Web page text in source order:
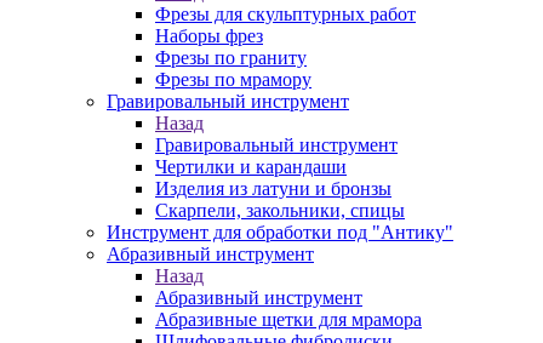
Фрезы для скульптурных работ
Наборы фрез
Фрезы по граниту
Фрезы по мрамору
Гравировальный инструмент
Назад
Гравировальный инструмент
Чертилки и карандаши
Изделия из латуни и бронзы
Скарпели, закольники, спицы
Инструмент для обработки под "Антику"
Абразивный инструмент
Назад
Абразивный инструмент
Абразивные щетки для мрамора